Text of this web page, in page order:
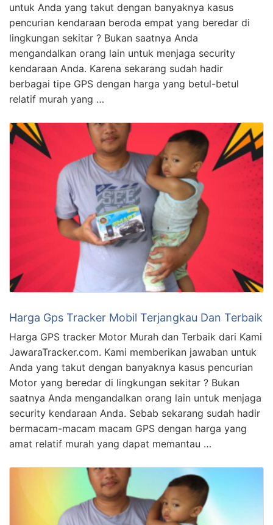
untuk Anda yang takut dengan banyaknya kasus
pencurian kendaraan beroda empat yang beredar di
lingkungan sekitar ? Bukan saatnya Anda
mengandalkan orang lain untuk menjaga security
kendaraan Anda. Karena sekarang sudah hadir
berbagai tipe GPS dengan harga yang betul-betul
relatif murah yang …
Harga Gps Tracker Mobil Terjangkau Dan Terbaik
Harga GPS tracker Motor Murah dan Terbaik dari Kami
JawaraTracker.com. Kami memberikan jawaban untuk
Anda yang takut dengan banyaknya kasus pencurian
Motor yang beredar di lingkungan sekitar ? Bukan
saatnya Anda mengandalkan orang lain untuk menjaga
security kendaraan Anda. Sebab sekarang sudah hadir
bermacam-macam macam GPS dengan harga yang
amat relatif murah yang dapat memantau …